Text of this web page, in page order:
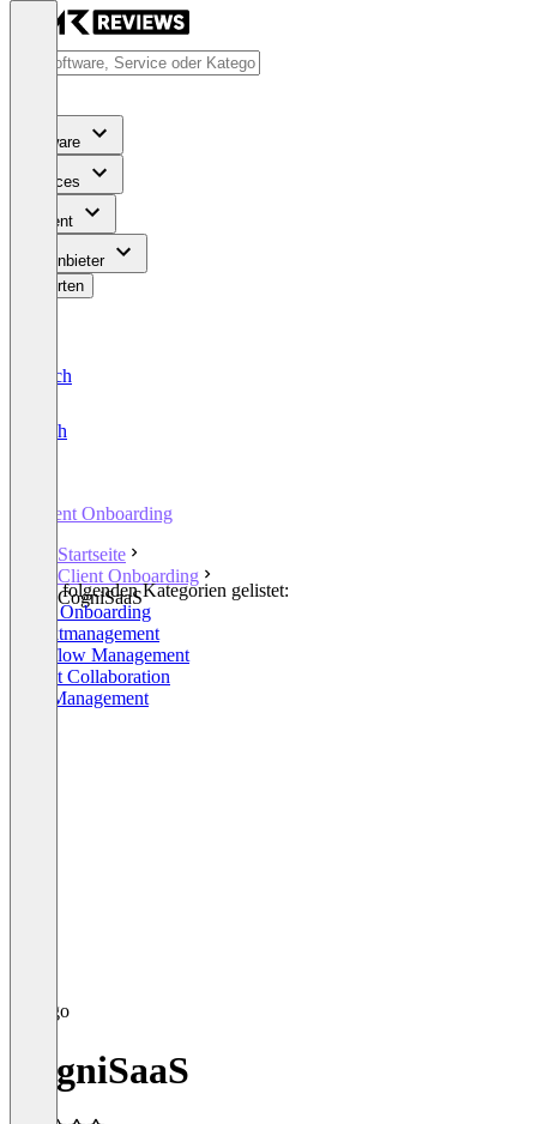
Software
Services
Content
Für Anbieter
Bewerten
Deutsch
English
Client Onboarding
Startseite
Client Onboarding
CogniSaaS
In den folgenden Kategorien gelistet:
Client Onboarding
Projektmanagement
Workflow Management
Project Collaboration
Task Management
CogniSaaS